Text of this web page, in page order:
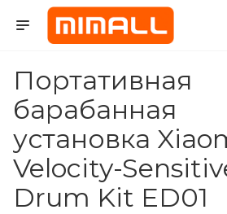
Портативная
барабанная
установка
Velocity-
Drum Kit ED01